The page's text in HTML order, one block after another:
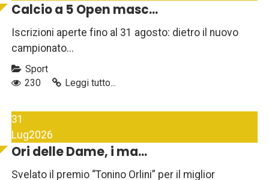
Calcio a 5 Open masc...
Iscrizioni aperte fino al 31 agosto: dietro il nuovo
campionato...
Sport
230
Leggi tutto...
31
Lug2026
Ori delle Dame, i ma...
Svelato il premio “Tonino Orlini” per il miglior